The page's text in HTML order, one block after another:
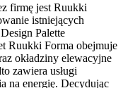
firmę jest Ruukki
istniejących
Palette
Ruukki Forma obejmuje
okładziny elewacyjne
zawiera usługi
na energię. Decydując